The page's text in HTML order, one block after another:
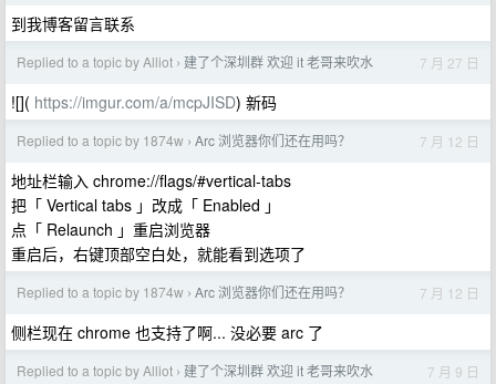
到我博客留言联系
Replied to a topic by Alliot › 建了个深圳群 欢迎 it 老哥来吹水 7 月 27 日
![]( https://imgur.com/a/mcpJISD) 新码
Replied to a topic by 1874w › Arc 浏览器你们还在用吗？ 7 月 12 日
地址栏输入 chrome://flags/#vertical-tabs
把「 Vertical tabs 」改成「 Enabled 」
点「 Relaunch 」重启浏览器
重启后，右键顶部空白处，就能看到选项了
Replied to a topic by 1874w › Arc 浏览器你们还在用吗？ 7 月 12 日
侧栏现在 chrome 也支持了啊... 没必要 arc 了
Replied to a topic by Alliot › 建了个深圳群 欢迎 it 老哥来吹水 7 月 9 日